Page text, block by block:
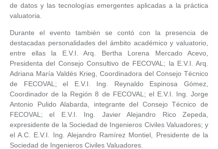
de datos y las tecnologías emergentes aplicadas a la práctica
valuatoria.
Durante el evento también se contó con la presencia de
destacadas personalidades del ámbito académico y valuatorio,
entre ellas la E.V.I. Arq. Bertha Lorena Mercado Acevo,
Presidenta del Consejo Consultivo de FECOVAL; la E.V.I. Arq.
Adriana María Valdés Krieg, Coordinadora del Consejo Técnico
de FECOVAL; el E.V.I. Ing. Reynaldo Espinosa Gómez,
Coordinador de la Región 8 de FECOVAL; el E.V.I. Ing. Jorge
Antonio Pulido Alabarda, integrante del Consejo Técnico de
FECOVAL; el E.V.I. Ing. Javier Alejandro Rico Zepeda,
expresidente de la Sociedad de Ingenieros Civiles Valuadores; y
el A.C. E.V.I. Ing. Alejandro Ramírez Montiel, Presidente de la
Sociedad de Ingenieros Civiles Valuadores.